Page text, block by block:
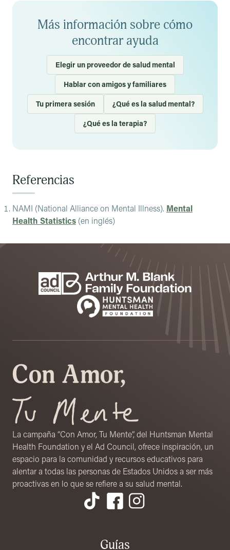
Más información sobre cómo
encontrar ayuda
Elegir un proveedor de salud mental
Hablar con amigos y familiares
Tu primera sesión
¿Qué es la salud mental?
¿Qué es la terapia?
Referencias
NAMI (National Alliance on Mental Illness). Mental
Health Statistics (en inglés)
Footer
Patrocinadores
La campaña “Con Amor, Tu Mente”, del Huntsman Mental
Health Foundation y el Ad Council, ofrece inspiración, un
espacio para la comunidad y recursos educativos para
alentar a todas las personas de Estados Unidos a ser más
proactivas en lo que se refiere a su salud mental.
Guías